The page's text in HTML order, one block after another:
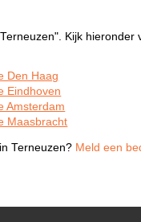
Kijk hieronder
Den Haag
Eindhoven
Amsterdam
Maasbracht
Terneuzen? Meld een